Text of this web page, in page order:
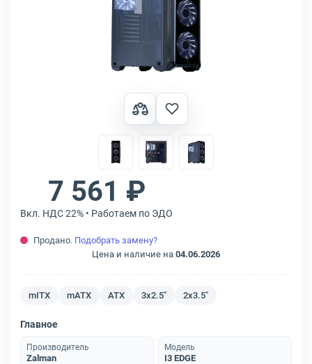
7 561 ₽
Вкл. НДС 22% • Работаем по ЭДО
Продано. Подобрать замену?
Цена и наличие на 04.06.2026
mITX mATX ATX 3х2.5" 2х3.5"
Главное
Производитель
Zalman
Модель
I3 EDGE